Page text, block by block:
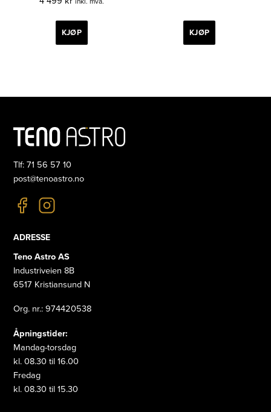
KJØP KJØP
Tlf: 71 56 57 10
post@tenoastro.no
ADRESSE
Teno Astro AS
Industriveien 8B
6517 Kristiansund N
Org. nr.: 974420538
Åpningstider:
Mandag-torsdag
kl. 08.30 til 16.00
Fredag
kl. 08.30 til 15.30